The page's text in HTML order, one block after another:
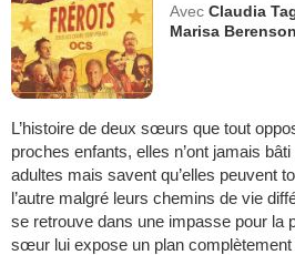
Avec Claudia
Marisa Berenson
L’histoire de deux sœurs que tout
proches enfants, elles n’ont jamais
adultes mais savent qu’elles peuvent
l’autre malgré leurs chemins de vie
se retrouve dans une impasse pour la
sœur lui expose un plan complètement